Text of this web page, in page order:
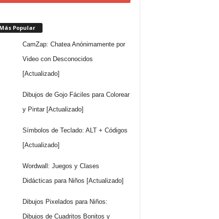
Popular
CamZap: Chatea Anónimamente por
Video con Desconocidos
[Actualizado]
Dibujos de Gojo Fáciles para Colorear
y Pintar [Actualizado]
Símbolos de Teclado: ALT + Códigos
[Actualizado]
Wordwall: Juegos y Clases
Didácticas para Niños [Actualizado]
Dibujos Pixelados para Niños:
Dibujos de Cuadritos Bonitos y